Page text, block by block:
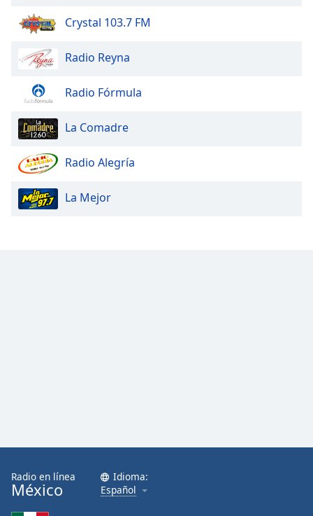
Crystal 103.7 FM
Radio Reyna
Radio Fórmula
La Comadre
Radio Alegría
La Mejor
Radio en línea
México
Idioma:
Español